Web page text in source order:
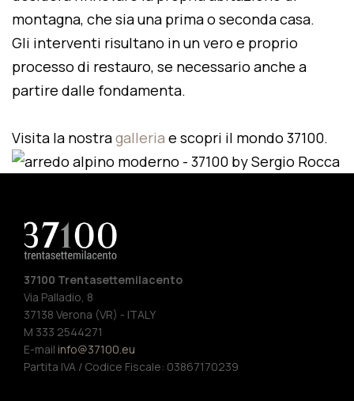
montagna, che sia una prima o seconda casa.
Gli interventi risultano in un vero e proprio
processo di restauro, se necessario anche a
partire dalle fondamenta.
Visita la nostragalleria e scopri il mondo 37100.
37100 Trentasettemilacento
Via Palladio, 8
37138 Verona (VR) - ITALY
M 333 2544271
E-mail info@37100.eu
Partita IVA / Codice Fiscale: 03867170239